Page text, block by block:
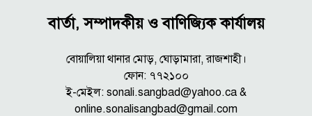
বার্তা, সম্পাদকীয় ও বাণিজ্যিক কার্যালয়
বোয়ালিয়া থানার মোড়, ঘোড়ামারা, রাজশাহী।
ফোন: ৭৭২১০০
ই-মেইল: sonali.sangbad@yahoo.ca &
online.sonalisangbad@gmail.com